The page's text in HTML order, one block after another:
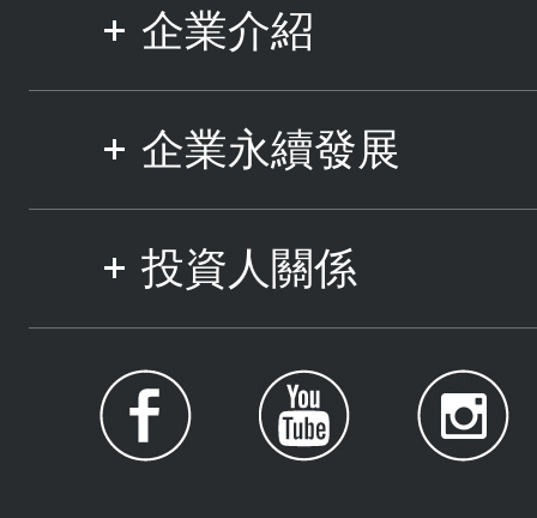
企業介紹
企業永續發展
投資人關係